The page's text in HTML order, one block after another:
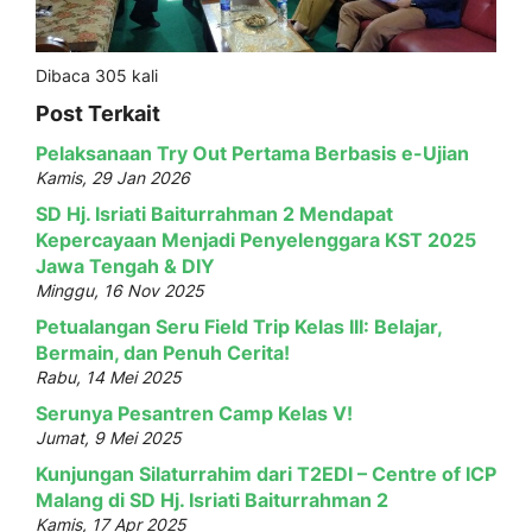
Dibaca 305 kali
Post Terkait
Pelaksanaan Try Out Pertama Berbasis e-Ujian
Kamis, 29 Jan 2026
SD Hj. Isriati Baiturrahman 2 Mendapat
Kepercayaan Menjadi Penyelenggara KST 2025
Jawa Tengah & DIY
Minggu, 16 Nov 2025
Petualangan Seru Field Trip Kelas III: Belajar,
Bermain, dan Penuh Cerita!
Rabu, 14 Mei 2025
Serunya Pesantren Camp Kelas V!
Jumat, 9 Mei 2025
Kunjungan Silaturrahim dari T2EDI – Centre of ICP
Malang di SD Hj. Isriati Baiturrahman 2
Kamis, 17 Apr 2025